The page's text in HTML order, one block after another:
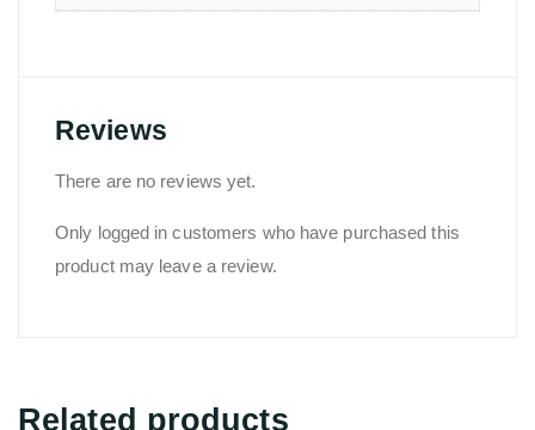
Reviews
There are no reviews yet.
Only logged in customers who have purchased this
product may leave a review.
Related products